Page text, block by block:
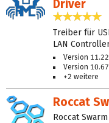
Driver
Treiber für
LAN
Version
Version
+2 weitere
Roccat
Roccat